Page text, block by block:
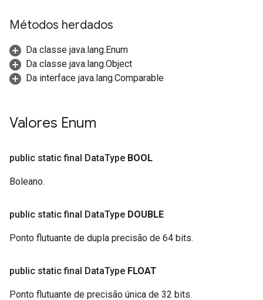
Métodos herdados
Da classe java.lang.Enum
Da classe java.lang.Object
Da interface java.lang.Comparable
Valores Enum
public static final DataType BOOL
Boleano.
public static final DataType DOUBLE
Ponto flutuante de dupla precisão de 64 bits.
public static final DataType FLOAT
Ponto flutuante de precisão única de 32 bits.